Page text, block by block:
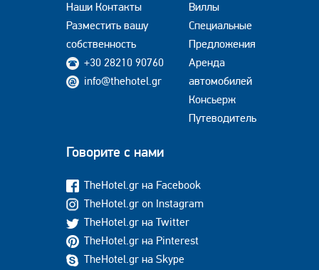
Наши Контакты
Разместить вашу
собственность
+30 28210 90760
info@thehotel.gr
Виллы
Специальные
Предложения
Аренда
автомобилей
Консьерж
Путеводитель
Говорите с нами
TheHotel.gr на Facebook
TheHotel.gr on Instagram
TheHotel.gr на Twitter
TheHotel.gr на Pinterest
TheHotel.gr на Skype